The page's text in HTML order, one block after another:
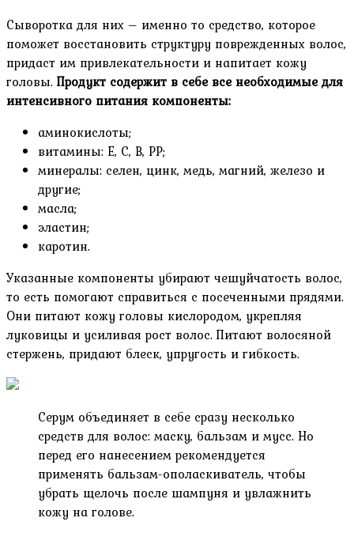
Сыворотка для них – именно то средство, которое
поможет восстановить структуру поврежденных волос,
придаст им привлекательности и напитает кожу
головы. Продукт содержит в себе все необходимые для
интенсивного питания компоненты:
аминокислоты;
витамины: Е, С, В, РР;
минералы: селен, цинк, медь, магний, железо и
другие;
масла;
эластин;
каротин.
Указанные компоненты убирают чешуйчатость волос,
то есть помогают справиться с посеченными прядями.
Они питают кожу головы кислородом, укрепляя
луковицы и усиливая рост волос. Питают волосяной
стержень, придают блеск, упругость и гибкость.
Серум объединяет в себе сразу несколько
средств для волос: маску, бальзам и мусс. Но
перед его нанесением рекомендуется
применять бальзам-ополаскиватель, чтобы
убрать щелочь после шампуня и увлажнить
кожу на голове.